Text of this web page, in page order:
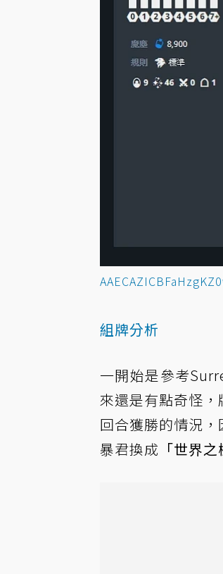
組牌分析
一開始是參考
來還是有點奇怪
回合獲勝的情況
暴君換成 「世界